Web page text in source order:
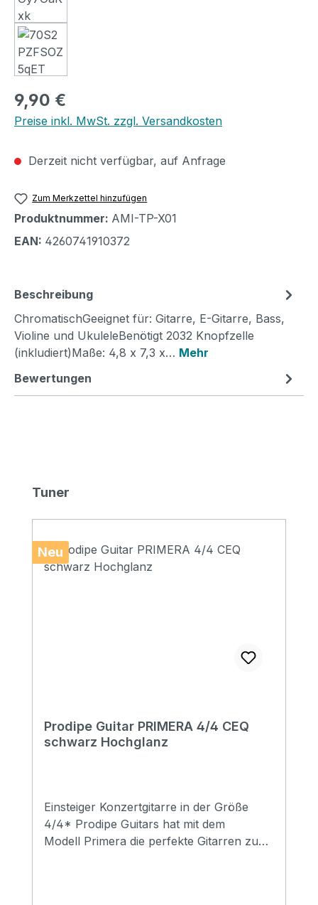
Regulärer Preis:
9,90 €
Preise inkl. MwSt. zzgl. Versandkosten
Derzeit nicht verfügbar, auf Anfrage
Zum Merkzettel hinzufügen
Produktnummer: AMI-TP-X01
EAN: 4260741910372
Beschreibung
ChromatischGeeignet für: Gitarre, E-Gitarre, Bass,
Violine und UkuleleBenötigt 2032 Knopfzelle
(inkludiert)Maße: 4,8 x 7,3 x… Mehr
Bewertungen
Produktgalerie überspringen
Tuner
Neu
Prodipe Guitar PRIMERA 4/4 CEQ
schwarz Hochglanz
Einsteiger Konzertgitarre in der Größe
4/4* Prodipe Guitars hat mit dem
Modell Primera die perfekte Gitarren zum